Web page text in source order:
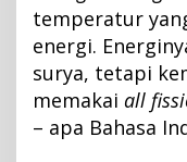
temperatur
energi.
surya, tetapi
memakai all
– apa Bahasa